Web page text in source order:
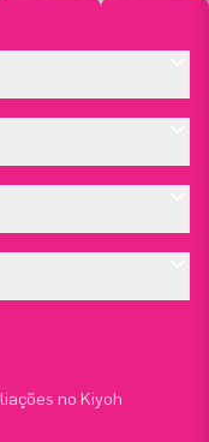
no Kiyoh